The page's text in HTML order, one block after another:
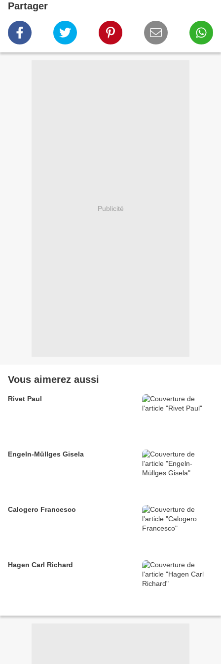
Partager
Publicité
Vous aimerez aussi
Rivet Paul
Engeln-Müllges Gisela
Calogero Francesco
Hagen Carl Richard